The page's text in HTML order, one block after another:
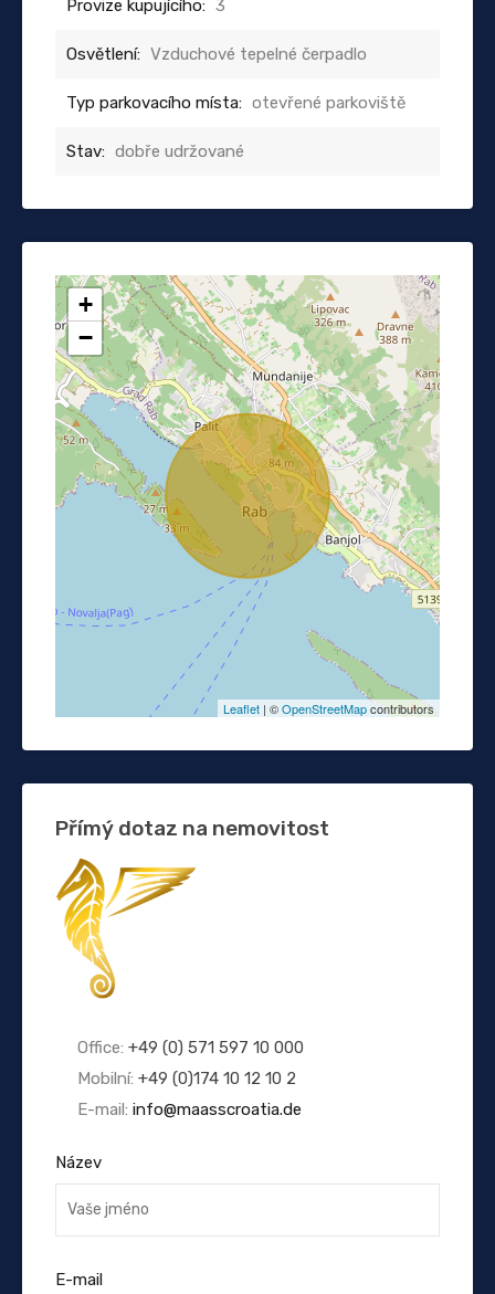
Provize kupujícího: 3
Osvětlení: Vzduchové tepelné čerpadlo
Typ parkovacího místa: otevřené parkoviště
Stav: dobře udržované
+
−
Leaflet | ©OpenStreetMapcontributors
Přímý dotaz na nemovitost
Office: +49 (0) 571 597 10 000
Mobilní: +49 (0)174 10 12 10 2
E-mail: info@maasscroatia.de
Název
E-mail